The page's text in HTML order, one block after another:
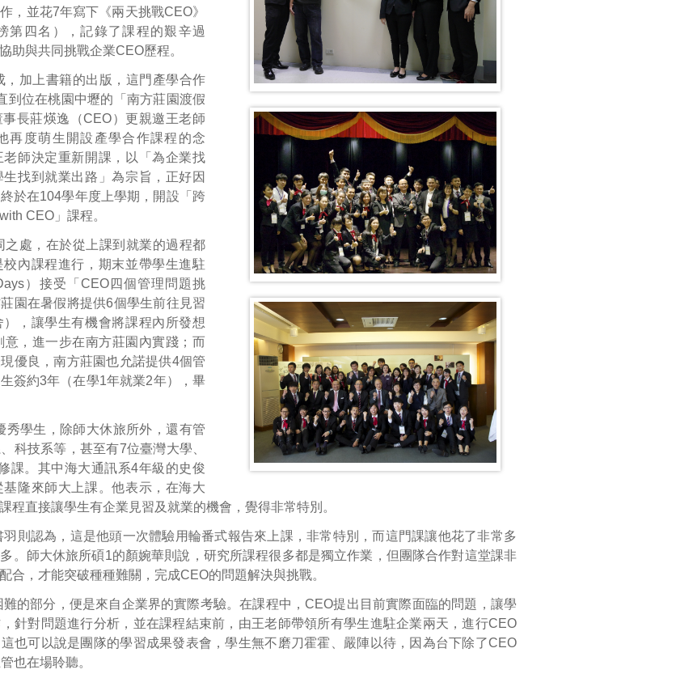
，並花7年寫下《兩天挑戰CEO》
第四名），記錄了課程的艱辛過
助與共同挑戰企業CEO歷程。
，加上書籍的出版，這門產學合作
到位在桃園中壢的「南方莊園渡假
長莊煐逸（CEO）更親邀王老師
再度萌生開設產學合作課程的念
師決定重新開課，以「為企業找
找到就業出路」為宗旨，正好因
於在104學年度上學期，開設「跨
CEO」課程。
之處，在於從上課到就業的過程都
內課程進行，期末並帶學生進駐
）接受「CEO四個管理問題挑
園在暑假將提供6個學生前往見習
，讓學生有機會將課程內所發想
，進一步在南方莊園內實踐；而
優良，南方莊園也允諾提供4個管
簽約3年（在學1年就業2年），畢
秀學生，除師大休旅所外，還有管
科技系等，甚至有7位臺灣大學、
課。其中海大通訊系4年級的史俊
隆來師大上課。他表示，在海大
程直接讓學生有企業見習及就業的機會，覺得非常特別。
則認為，這是他頭一次體驗用輪番式報告來上課，非常特別，而這門課讓他花了非常多
。師大休旅所碩1的顏婉華則說，研究所課程很多都是獨立作業，但團隊合作對這堂課非
合，才能突破種種難關，完成CEO的問題解決與挑戰。
的部分，便是來自企業界的實際考驗。在課程中，CEO提出目前實際面臨的問題，讓學
針對問題進行分析，並在課程結束前，由王老師帶領所有學生進駐企業兩天，進行CEO
也可以說是團隊的學習成果發表會，學生無不磨刀霍霍、嚴陣以待，因為台下除了CEO
也在場聆聽。